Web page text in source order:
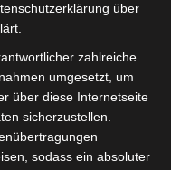
2026 - Ligue 2
| Spieltag 3
über
zahlreiche
umgesetzt, um
über diese Internetseite
sicherzustellen.
sodass ein absoluter